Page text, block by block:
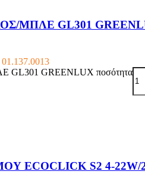
ΜΠΛΕ GL301
01.137.0013
GREENLUX ποσότητα
S2 4-22W/